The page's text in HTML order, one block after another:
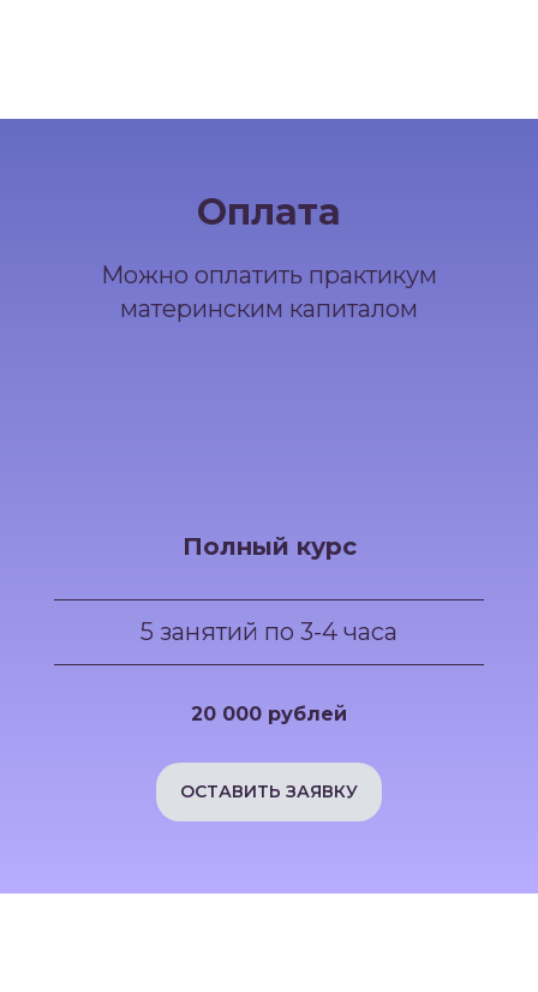
Оплата
Можно оплатить практикум
материнским капиталом
Полный курс
5 занятий по 3-4 часа
20 000 рублей
ОСТАВИТЬ ЗАЯВКУ